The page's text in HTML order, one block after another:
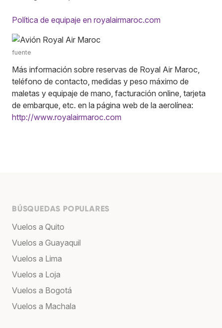
Política de equipaje en royalairmaroc.com
fuente
Más información sobre reservas de Royal Air Maroc,
teléfono de contacto, medidas y peso máximo de
maletas y equipaje de mano, facturación online, tarjeta
de embarque, etc. en la página web de la aerolínea:
http://www.royalairmaroc.com
BÚSQUEDAS POPULARES
Vuelos a Quito
Vuelos a Guayaquil
Vuelos a Lima
Vuelos a Loja
Vuelos a Bogotá
Vuelos a Machala